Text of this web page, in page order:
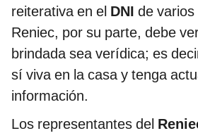
reiterativa en el DNI de
Reniec, por su parte, debe
brindada sea verídica; es
sí viva en la casa y tenga
información.
Los representantes del